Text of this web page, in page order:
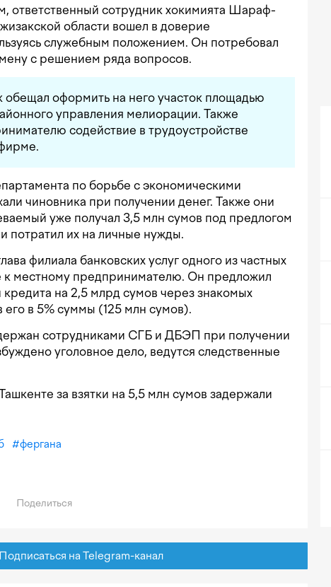
ответственный сотрудник хокимията Шараф-
области вошел в доверие
служебным положением. Он потребовал
с решением ряда вопросов.
обещал оформить на него участок площадью
управления мелиорации. Также
содействие в трудоустройстве
по борьбе с экономическими
чиновника при получении денег. Также они
уже получал 3,5 млн сумов под предлогом
потратил их на личные нужды.
филиала банковских услуг одного из частных
к местному предпринимателю. Он предложил
кредита на 2,5 млрд сумов через знакомых
его в 5% суммы (125 млн сумов).
сотрудниками СГБ и ДБЭП при получении
уголовное дело, ведутся следственные
за взятки на 5,5 млн сумов задержали
#фергана
Поделиться
на Telegram-канал